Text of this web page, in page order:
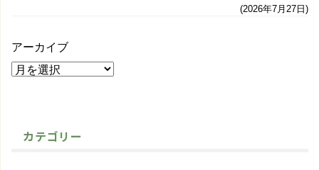
2026年7月27日
アーカイブ
カテゴリー